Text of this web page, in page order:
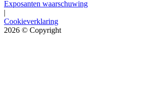
Exposanten waarschuwing
|
Cookieverklaring
2026 © Copyright